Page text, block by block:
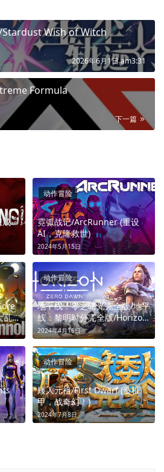
Stardust Wish of Witch
2026年6月1日 am3:31
Formula
下一篇
成
霓弧战记/ArcRunner (重设
AI，克隆救世)
2024年5月15日
动作冒险
乱
地平线：零之曙光完全版/地平
线：黎明时分完全版/Horizon
Zero Dawn Complete
Edition (狩猎机械巨兽)
2024年4月16日
动作冒险
矮人元祖/First Dwarf (造机
甲，战奇幻！)
2024年7月8日
动作冒险